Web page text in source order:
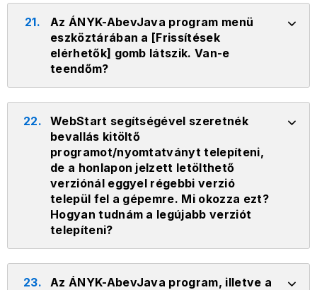
21.
Az ÁNYK-AbevJava program menü
eszköztárában a [Frissítések
elérhetők] gomb látszik. Van-e
teendőm?
22.
WebStart segítségével szeretnék
bevallás kitöltő
programot/nyomtatványt telepíteni,
de a honlapon jelzett letölthető
verziónál eggyel régebbi verzió
települ fel a gépemre. Mi okozza ezt?
Hogyan tudnám a legújabb verziót
telepíteni?
23.
Az ÁNYK-AbevJava program, illetve a